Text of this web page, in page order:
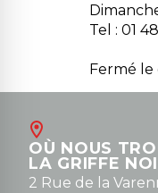
Tel : 01
Fermé
Août
OÙ NOUS
LA GRIFFE
2 Rue de la